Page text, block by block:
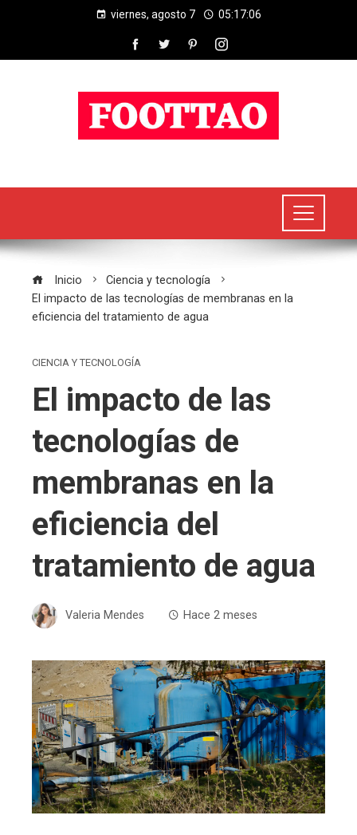
viernes, agosto 7 05:17:06
Inicio
Ciencia y tecnología
El impacto de las tecnologías de membranas en la
eficiencia del tratamiento de agua
CIENCIA Y TECNOLOGÍA
El impacto de las
tecnologías de
membranas en la
eficiencia del
tratamiento de agua
Valeria Mendes Hace 2 meses